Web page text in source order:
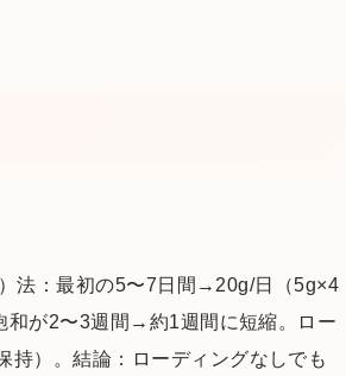
法：最初の5〜7日間→20g/日（5g×4
和が2〜3週間→約1週間に短縮。ロー
持）。結論：ローディングなしでも